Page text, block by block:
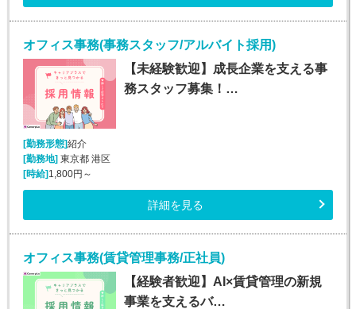
オフィス事務(事務スタッフ/アルバイト採用)
【未経験歓迎】成長企業を支える事
務スタッフ募集！…
[勤務形態]紹介
[勤務地]東京都 港区
[時給]1,800円～
詳細を見る
オフィス事務(賃貸管理事務/正社員)
【経験者歓迎】AI×賃貸管理の新規
事業を支えるバ…